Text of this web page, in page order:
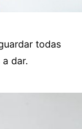
todas
dar.